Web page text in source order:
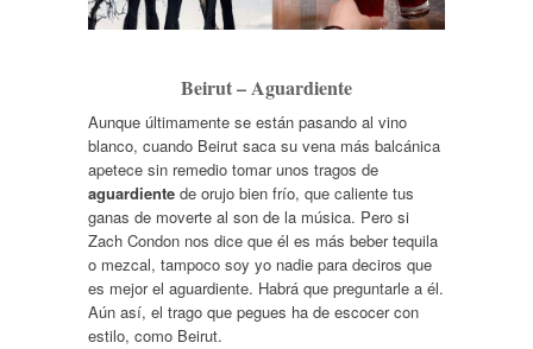
Beirut – Aguardiente
Aunque últimamente se están pasando al vino
blanco, cuando Beirut saca su vena más balcánica
apetece sin remedio tomar unos tragos de
aguardientede orujo bien frío, que caliente tus
ganas de moverte al son de la música. Pero si
Zach Condon nos dice que él es más beber tequila
o mezcal, tampoco soy yo nadie para deciros que
es mejor el aguardiente. Habrá que preguntarle a él.
Aún así, el trago que pegues ha de escocer con
estilo, como Beirut.